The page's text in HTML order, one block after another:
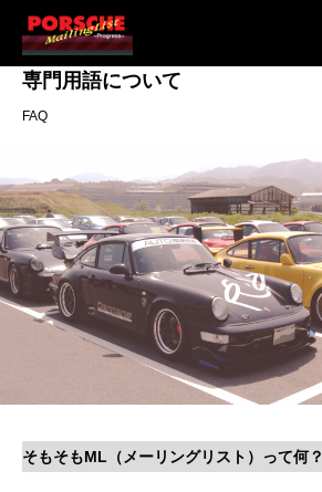
専門用語について
FAQ
そもそもML（メーリングリスト）って何？